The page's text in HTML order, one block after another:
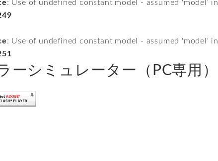
: Use of undefined constant model - assumed 'model' in
: Use of undefined constant model - assumed 'model' in
ーシミュレーター（PC専用）